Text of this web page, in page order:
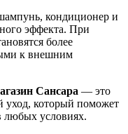
кондиционер и
эффекта. При
более
к внешним
Сансара — это
уход, который поможет
любых условиях.